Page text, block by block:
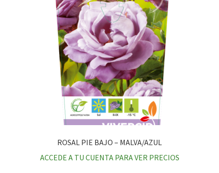
ROSAL PIE BAJO – MALVA/AZUL
ACCEDE A TU CUENTA PARA VER PRECIOS